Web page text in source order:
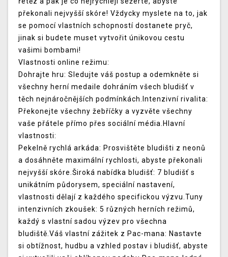
překonali nejvyšší skóre! Vždycky myslete na to, jak
se pomocí vlastních schopností dostanete pryč,
jinak si budete muset vytvořit únikovou cestu
vašimi bombami!
Vlastnosti online režimu:
Dohrajte hru: Sledujte váš postup a odemkněte si
všechny herní medaile dohráním všech bludišť v
těch nejnáročnějších podmínkách.Intenzivní rivalita:
Překonejte všechny žebříčky a vyzvěte všechny
vaše přátele přímo přes sociální média.Hlavní
vlastnosti:
Pekelně rychlá arkáda: Prosvištěte bludišti z neonů
a dosáhněte maximální rychlosti, abyste překonali
nejvyšší skóre.Široká nabídka bludišť: 7 bludišť s
unikátním půdorysem, speciální nastavení,
vlastnosti dělají z každého specifickou výzvu.Tuny
intenzivních zkoušek: 5 různých herních režimů,
každý s vlastní sadou výzev pro všechna
bludiště.Váš vlastní zážitek z Pac-mana: Nastavte
si obtížnost, hudbu a vzhled postav i bludišť, abyste